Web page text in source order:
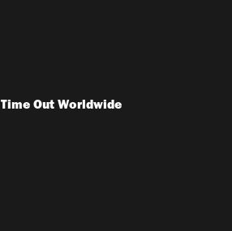
Time Out Worldwide